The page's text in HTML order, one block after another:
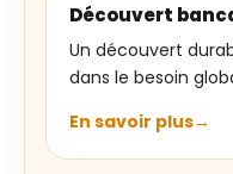
Découvert
Un découvert
dans le besoin
En savoir plus